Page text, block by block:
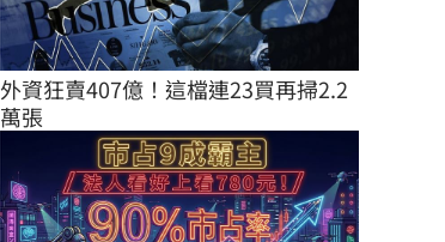
外資狂賣407億！這檔連23買再掃2.2
萬張